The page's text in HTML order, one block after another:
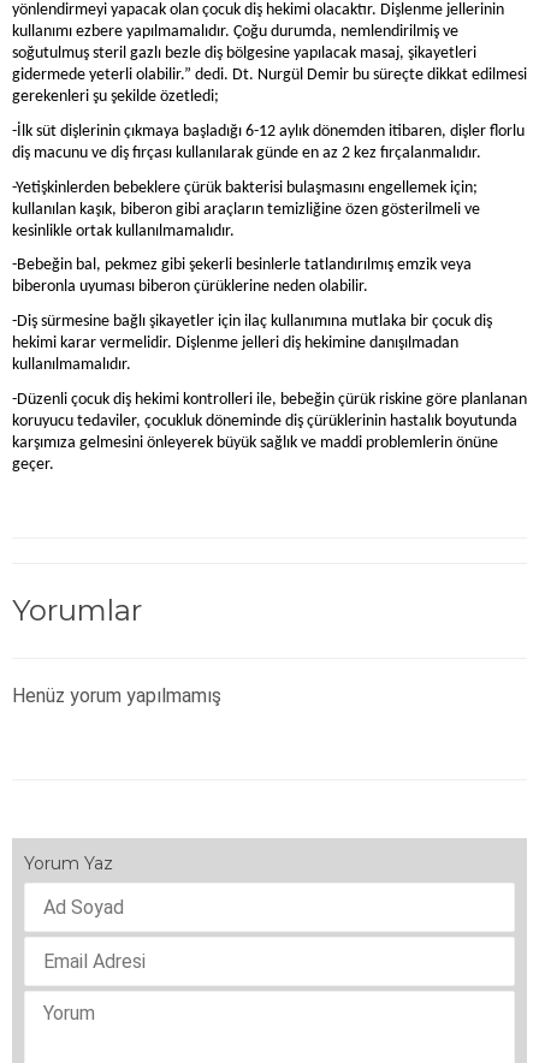
yönlendirmeyi yapacak olan çocuk diş hekimi olacaktır. Dişlenme jellerinin
kullanımı ezbere yapılmamalıdır. Çoğu durumda, nemlendirilmiş ve
soğutulmuş steril gazlı bezle diş bölgesine yapılacak masaj, şikayetleri
gidermede yeterli olabilir.” dedi. Dt. Nurgül Demir bu süreçte dikkat edilmesi
gerekenleri şu şekilde özetledi;
-İlk süt dişlerinin çıkmaya başladığı 6-12 aylık dönemden itibaren, dişler florlu
diş macunu ve diş fırçası kullanılarak günde en az 2 kez fırçalanmalıdır.
-Yetişkinlerden bebeklere çürük bakterisi bulaşmasını engellemek için;
kullanılan kaşık, biberon gibi araçların temizliğine özen gösterilmeli ve
kesinlikle ortak kullanılmamalıdır.
-Bebeğin bal, pekmez gibi şekerli besinlerle tatlandırılmış emzik veya
biberonla uyuması biberon çürüklerine neden olabilir.
-Diş sürmesine bağlı şikayetler için ilaç kullanımına mutlaka bir çocuk diş
hekimi karar vermelidir. Dişlenme jelleri diş hekimine danışılmadan
kullanılmamalıdır.
-Düzenli çocuk diş hekimi kontrolleri ile, bebeğin çürük riskine göre planlanan
koruyucu tedaviler, çocukluk döneminde diş çürüklerinin hastalık boyutunda
karşımıza gelmesini önleyerek büyük sağlık ve maddi problemlerin önüne
geçer.
Yorumlar
Henüz yorum yapılmamış
Yorum Yaz